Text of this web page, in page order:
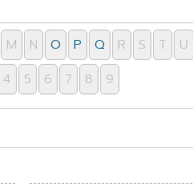
M N O P Q R S T U
4 5 6 7 8 9